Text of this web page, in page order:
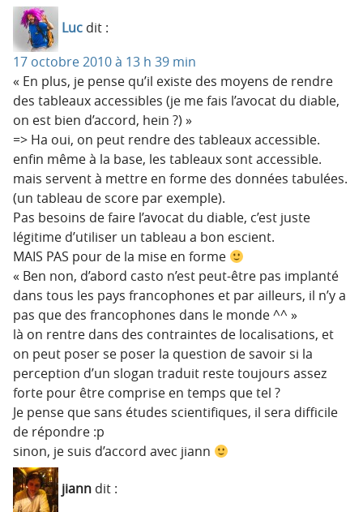
Luc dit :
17 octobre 2010 à 13 h 39 min
« En plus, je pense qu’il existe des moyens de rendre
des tableaux accessibles (je me fais l’avocat du diable,
on est bien d’accord, hein ?) »
=> Ha oui, on peut rendre des tableaux accessible.
enfin même à la base, les tableaux sont accessible.
mais servent à mettre en forme des données tabulées.
(un tableau de score par exemple).
Pas besoins de faire l’avocat du diable, c’est juste
légitime d’utiliser un tableau a bon escient.
MAIS PAS pour de la mise en forme
« Ben non, d’abord casto n’est peut-être pas implanté
dans tous les pays francophones et par ailleurs, il n’y a
pas que des francophones dans le monde ^^ »
là on rentre dans des contraintes de localisations, et
on peut poser se poser la question de savoir si la
perception d’un slogan traduit reste toujours assez
forte pour être comprise en temps que tel ?
Je pense que sans études scientifiques, il sera difficile
de répondre :p
sinon, je suis d’accord avec jiann
jiann dit :